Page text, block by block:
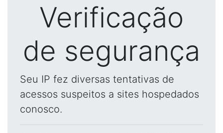
Verificação
de segurança
Seu IP fez diversas tentativas de
acessos suspeitos a sites hospedados
conosco.